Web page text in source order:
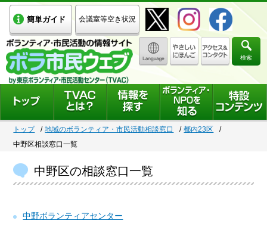
簡単ガイド 会議室等空き状況
検索
トップ 地域のボランティア・市民活動相談窓口
都内23区
中野区相談窓口一覧
中野区の相談窓口一覧
中野ボランティアセンター